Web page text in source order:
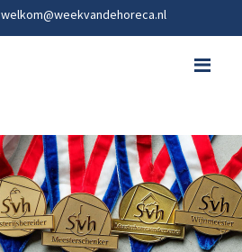
welkom@weekvandehoreca.nl